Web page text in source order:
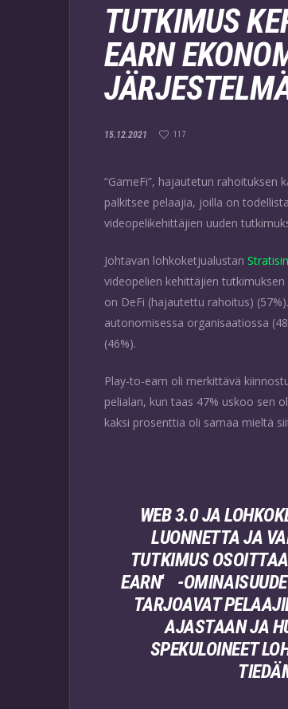
TUTKIMUS
EARN
15.12.2021 117
“GameFi”, hajautetun rahoituksen
palkitsee pelaajia, joilla on
videopelikehittäjien uuden
Johtavan lohkoketjualustan Stratisin
videopelien kehittäjien
on DeFi (hajautettu rahoitus)
autonomisessa organisaatiossa
(46%).
Play-to-earn oli merkittävä
pelialan, kun taas 47% uskoo sen
kaksi prosenttia oli samaa mieltä
WEB 3.0 JA
LUONNETTA JA
TUTKIMUS
EARN‘ -
TARJOAVAT
AJASTAAN JA
SPEKULOINEET